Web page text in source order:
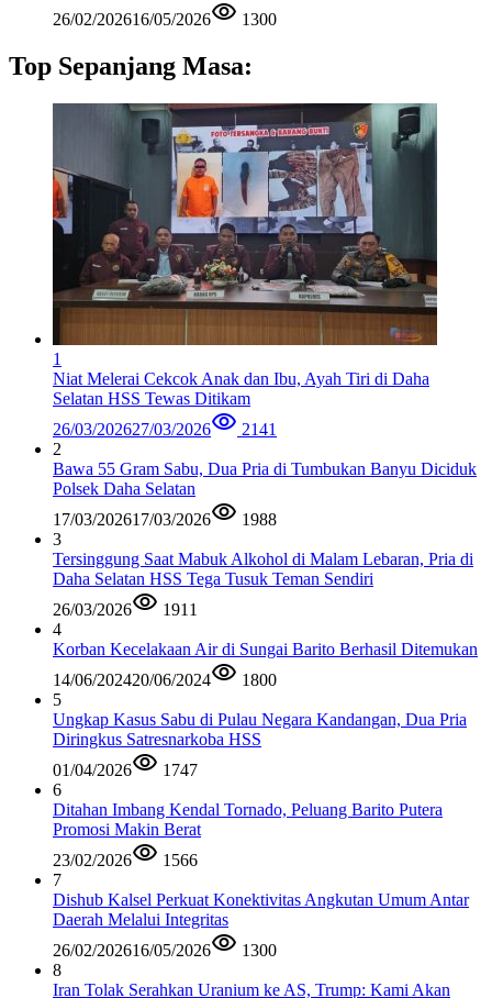
26/02/202616/05/2026 1300
Top Sepanjang Masa:
1
Niat Melerai Cekcok Anak dan Ibu, Ayah Tiri di Daha
Selatan HSS Tewas Ditikam
26/03/202627/03/2026
2141
2
Bawa 55 Gram Sabu, Dua Pria di Tumbukan Banyu Diciduk
Polsek Daha Selatan
17/03/202617/03/2026
1988
3
Tersinggung Saat Mabuk Alkohol di Malam Lebaran, Pria di
Daha Selatan HSS Tega Tusuk Teman Sendiri
26/03/2026
1911
4
Korban Kecelakaan Air di Sungai Barito Berhasil Ditemukan
14/06/202420/06/2024
1800
5
Ungkap Kasus Sabu di Pulau Negara Kandangan, Dua Pria
Diringkus Satresnarkoba HSS
01/04/2026
1747
6
Ditahan Imbang Kendal Tornado, Peluang Barito Putera
Promosi Makin Berat
23/02/2026
1566
7
Dishub Kalsel Perkuat Konektivitas Angkutan Umum Antar
Daerah Melalui Integritas
26/02/202616/05/2026
1300
8
Iran Tolak Serahkan Uranium ke AS, Trump: Kami Akan